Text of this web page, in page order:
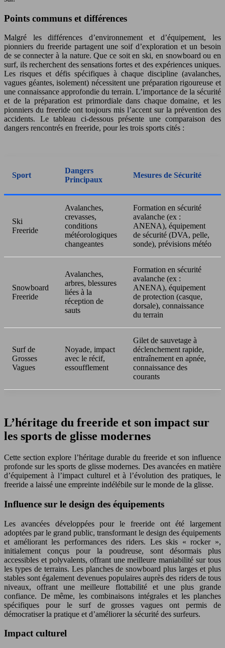
Points communs et différences
Malgré les différences d’environnement et d’équipement, les
pionniers du freeride partagent une soif d’exploration et un besoin
de se connecter à la nature. Que ce soit en ski, en snowboard ou en
surf, ils recherchent des sensations fortes et des expériences uniques.
Les risques et défis spécifiques à chaque discipline (avalanches,
vagues géantes, isolement) nécessitent une préparation rigoureuse et
une connaissance approfondie du terrain. L’importance de la sécurité
et de la préparation est primordiale dans chaque domaine, et les
pionniers du freeride ont toujours mis l’accent sur la prévention des
accidents. Le tableau ci-dessous présente une comparaison des
dangers rencontrés en freeride, pour les trois sports cités :
Sport
Dangers
Principaux
Mesures de Sécurité
Ski
Freeride
Avalanches,
crevasses,
conditions
météorologiques
changeantes
Formation en sécurité
avalanche (ex :
ANENA), équipement
de sécurité (DVA, pelle,
sonde), prévisions météo
Snowboard
Freeride
Avalanches,
arbres, blessures
liées à la
réception de
sauts
Formation en sécurité
avalanche (ex :
ANENA), équipement
de protection (casque,
dorsale), connaissance
du terrain
Surf de
Grosses
Vagues
Noyade, impact
avec le récif,
essoufflement
Gilet de sauvetage à
déclenchement rapide,
entraînement en apnée,
connaissance des
courants
L’héritage du freeride et son impact sur
les sports de glisse modernes
Cette section explore l’héritage durable du freeride et son influence
profonde sur les sports de glisse modernes. Des avancées en matière
d’équipement à l’impact culturel et à l’évolution des pratiques, le
freeride a laissé une empreinte indélébile sur le monde de la glisse.
Influence sur le design des équipements
Les avancées développées pour le freeride ont été largement
adoptées par le grand public, transformant le design des équipements
et améliorant les performances des riders. Les skis « rocker »,
initialement conçus pour la poudreuse, sont désormais plus
accessibles et polyvalents, offrant une meilleure maniabilité sur tous
les types de terrains. Les planches de snowboard plus larges et plus
stables sont également devenues populaires auprès des riders de tous
niveaux, offrant une meilleure flottabilité et une plus grande
confiance. De même, les combinaisons intégrales et les planches
spécifiques pour le surf de grosses vagues ont permis de
démocratiser la pratique et d’améliorer la sécurité des surfeurs.
Impact culturel